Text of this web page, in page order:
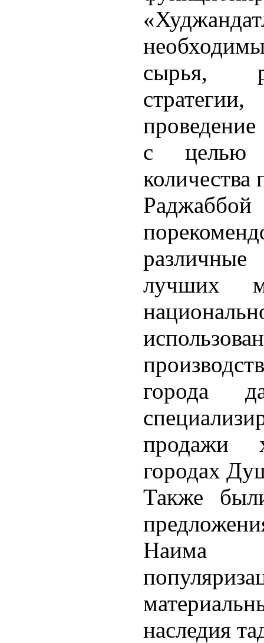
сырья,
с целью
количества
лучших
города
продажи
городах
Также
Наима
наследия